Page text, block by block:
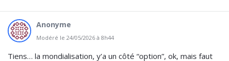
Anonyme
Modéré le 24/05/2026 à 8h44
Tiens… la mondialisation, y’a un côté “option”, ok, mais faut